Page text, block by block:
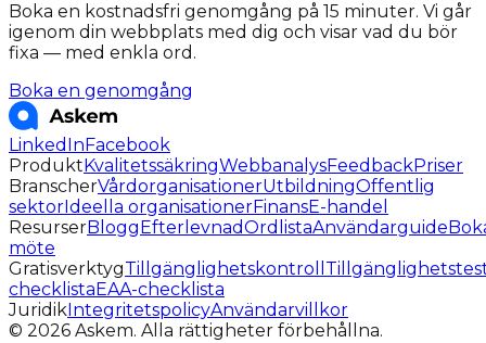
Boka en kostnadsfri genomgång på 15 minuter. Vi går
igenom din webbplats med dig och visar vad du bör
fixa — med enkla ord.
Boka en genomgång
LinkedIn Facebook
Produkt KvalitetssäkringWebbanalysFeedbackPriser
BranscherVårdorganisationerUtbildningOffentlig
sektor Ideella organisationerFinansE-handel
ResurserBlogg EfterlevnadOrdlistaAnvändarguide
möte
GratisverktygTillgänglighetskontroll
checklista EAA-checklista
Juridik IntegritetspolicyAnvändarvillkor
© 2026 Askem. Alla rättigheter förbehållna.